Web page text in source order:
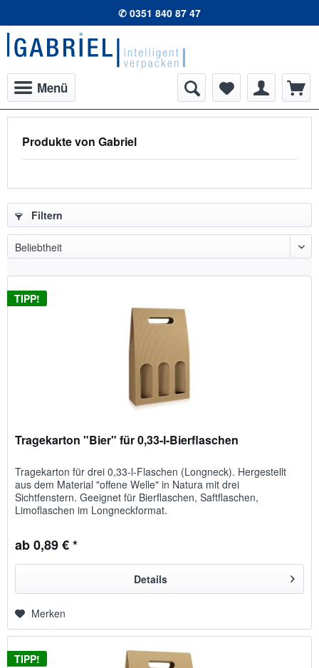
✆ 0351 840 87 47
Menü
Produkte von Gabriel
Filtern
TIPP!
Tragekarton "Bier" für 0,33-l-Bierflaschen
Tragekarton für drei 0,33-l-Flaschen (Longneck). Hergestellt
aus dem Material "offene Welle" in Natura mit drei
Sichtfenstern. Geeignet für Bierflaschen, Saftflaschen,
Limoflaschen im Longneckformat.
ab 0,89 € *
Details
Merken
TIPP!